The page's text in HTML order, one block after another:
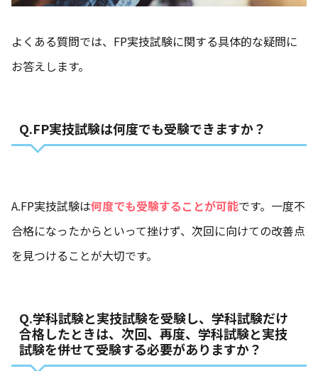
よくある質問では、FP実技試験に関する具体的な疑問に
お答えします。
Q.FP実技試験は何度でも受験できますか？
A.FP実技試験は何度でも受験することが可能です。一度不
合格になったからといって挫けず、次回に向けての改善点
を見つけることが大切です。
Q.学科試験と実技試験を受験し、学科試験だけ
合格したときは、次回、再度、学科試験と実技
試験を併せて受験する必要がありますか？